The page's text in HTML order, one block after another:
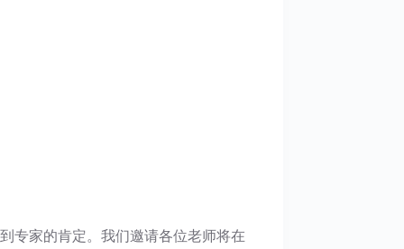
专家的肯定。我们邀请各位老师将在